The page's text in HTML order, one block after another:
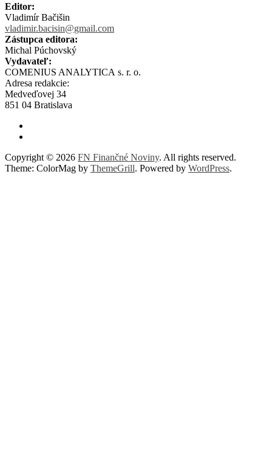
Editor:
Vladimír Bačišin
vladimir.bacisin@gmail.com
Zástupca editora:
Michal Púchovský
Vydavateľ:
COMENIUS ANALYTICA s. r. o.
Adresa redakcie:
Medveďovej 34
851 04 Bratislava
Copyright © 2026 FN Finančné Noviny. All rights reserved.
Theme: ColorMag by ThemeGrill. Powered by WordPress.